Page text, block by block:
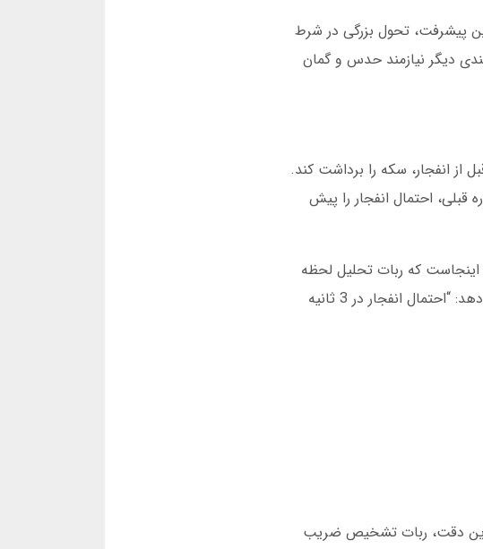
این پیشرفت، تحول بزرگی در شرط
خود را به 95 درصد افزایش دهد. شرط بندی دیگر نیازمند حدس و گمان
انفجار، سکه را برداشت کند.
تعیین می شود. ربات تشخیص ضریب انفجار تلگرام با تحلیل 10 هزار دوره قبلی، احتمال انفجار را پیش
کنید یا صبر کنید؟ اینجاست که ربات تحلیل لحظه
ای ضریب بازی انفجار در تلگرام وارد عمل می شود. این ربات داده های زنده را بررسی کرده و پیشنهاد می دهد: “احتمال انفجار در 3 ثانیه
دوره، ضریب را با اختلاف کمتر از 0.1 پیش بینی کرد. این دقت، ربات تشخیص ضریب